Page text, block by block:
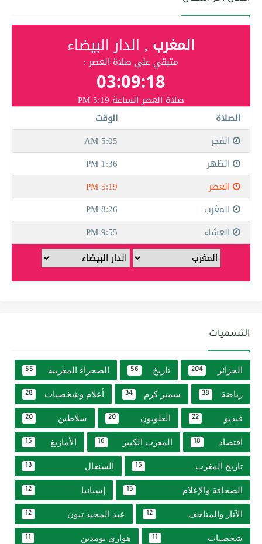
التسميات
الجزائر 204 تاريخ 56 الصحراء المغربية 55
رياضة 38 سمير كرم 34 أعلام وشخصيات 28
فيديو 22 العلويون 20 سلاطين 20
اقتصاد 18 المغرب الكبير 16 الأمازيغ 15
تاريخ المغرب 15 السنغال 13
الصحافة والإعلام 13 إسبانيا 12
الآثار والمتاحف 12 عبد المجيد تبون 12
شخصيات 11 هواري بومدين 11